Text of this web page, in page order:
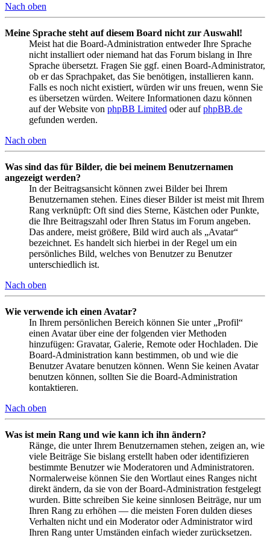
Nach oben
Meine Sprache steht auf diesem Board nicht zur Auswahl!
Meist hat die Board-Administration entweder Ihre Sprache
nicht installiert oder niemand hat das Forum bislang in Ihre
Sprache übersetzt. Fragen Sie ggf. einen Board-Administrator,
ob er das Sprachpaket, das Sie benötigen, installieren kann.
Falls es noch nicht existiert, würden wir uns freuen, wenn Sie
es übersetzen würden. Weitere Informationen dazu können
auf der Website von phpBB Limited oder aufphpBB.de
gefunden werden.
Nach oben
Was sind das für Bilder, die bei meinem Benutzernamen
angezeigt werden?
In der Beitragsansicht können zwei Bilder bei Ihrem
Benutzernamen stehen. Eines dieser Bilder ist meist mit Ihrem
Rang verknüpft: Oft sind dies Sterne, Kästchen oder Punkte,
die Ihre Beitragszahl oder Ihren Status im Forum angeben.
Das andere, meist größere, Bild wird auch als „Avatar“
bezeichnet. Es handelt sich hierbei in der Regel um ein
persönliches Bild, welches von Benutzer zu Benutzer
unterschiedlich ist.
Nach oben
Wie verwende ich einen Avatar?
In Ihrem persönlichen Bereich können Sie unter „Profil“
einen Avatar über eine der folgenden vier Methoden
hinzufügen: Gravatar, Galerie, Remote oder Hochladen. Die
Board-Administration kann bestimmen, ob und wie die
Benutzer Avatare benutzen können. Wenn Sie keinen Avatar
benutzen können, sollten Sie die Board-Administration
kontaktieren.
Nach oben
Was ist mein Rang und wie kann ich ihn ändern?
Ränge, die unter Ihrem Benutzernamen stehen, zeigen an, wie
viele Beiträge Sie bislang erstellt haben oder identifizieren
bestimmte Benutzer wie Moderatoren und Administratoren.
Normalerweise können Sie den Wortlaut eines Ranges nicht
direkt ändern, da sie von der Board-Administration festgelegt
wurden. Bitte schreiben Sie keine sinnlosen Beiträge, nur um
Ihren Rang zu erhöhen — die meisten Foren dulden dieses
Verhalten nicht und ein Moderator oder Administrator wird
Ihren Rang unter Umständen einfach wieder zurücksetzen.